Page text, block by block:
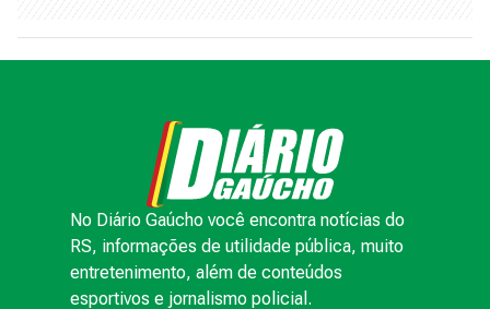
No Diário Gaúcho você encontra notícias do
RS, informações de utilidade pública, muito
entretenimento, além de conteúdos
esportivos e jornalismo policial.